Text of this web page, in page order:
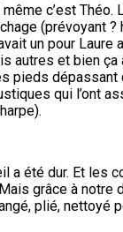
c’est Théo.
(prévoyant ?
un pour Laure
autres et bien ça
pieds dépassant
qui l’ont
a été dur. Et les
grâce à notre
plié, nettoyé